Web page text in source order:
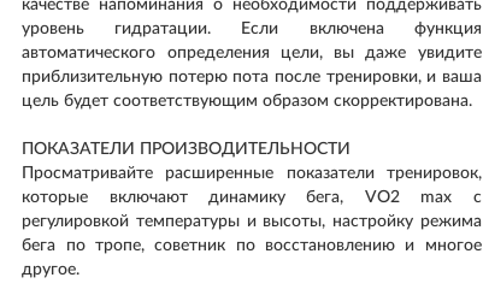
качестве напоминания о необходимости поддерживать
уровень гидратации. Если включена функция
автоматического определения цели, вы даже увидите
приблизительную потерю пота после тренировки, и ваша
цель будет соответствующим образом скорректирована.
ПОКАЗАТЕЛИ ПРОИЗВОДИТЕЛЬНОСТИ
Просматривайте расширенные показатели тренировок,
которые включают динамику бега, VO2 max с
регулировкой температуры и высоты, настройку режима
бега по тропе, советник по восстановлению и многое
другое.